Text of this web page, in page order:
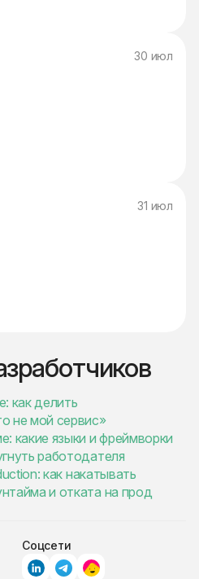
30 июл
31 июл
как делить
не мой сервис»
какие языки и фреймворки
работодателя
как накатывать
и отката на прод
Соцсети